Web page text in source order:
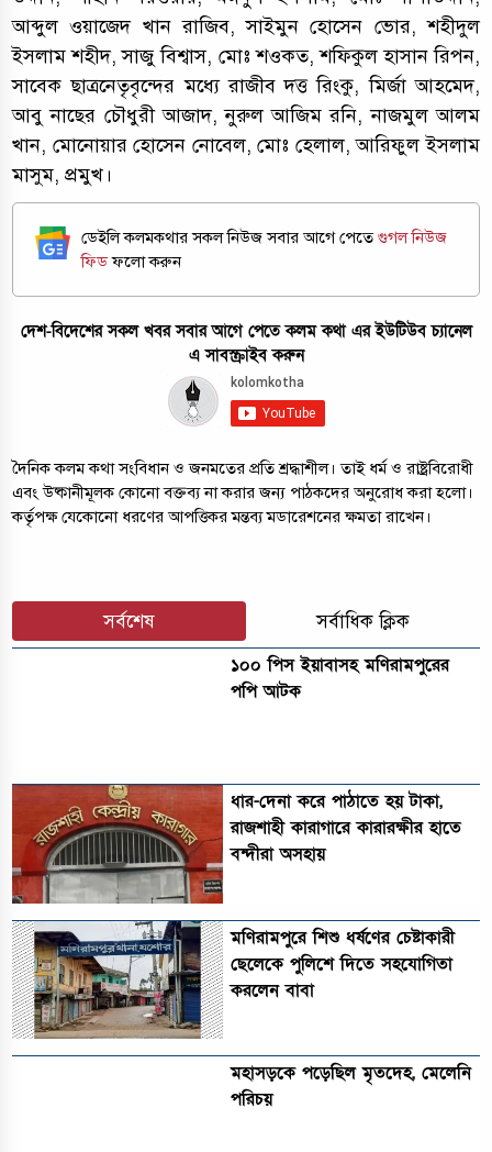
আব্দুল ওয়াজেদ খান রাজিব, সাইমুন হোসেন ভোর, শহীদুল
ইসলাম শহীদ, সাজু বিশ্বাস, মোঃ শওকত, শফিকুল হাসান রিপন,
সাবেক ছাত্রনেতৃবৃন্দের মধ্যে রাজীব দত্ত রিংকু, মির্জা আহমেদ,
আবু নাছের চৌধুরী আজাদ, নুরুল আজিম রনি, নাজমুল আলম
খান, মোনোয়ার হোসেন নোবেল, মোঃ হেলাল, আরিফুল ইসলাম
মাসুম, প্রমুখ।
ডেইলি কলমকথার সকল নিউজ সবার আগে পেতেগুগল নিউজ
ফিডফলো করুন
দেশ-বিদেশের সকল খবর সবার আগে পেতে কলম কথা এর ইউটিউব চ্যানেল
এ সাবস্ক্রাইব করুন
দৈনিক কলম কথা সংবিধান ও জনমতের প্রতি শ্রদ্ধাশীল। তাই ধর্ম ও রাষ্ট্রবিরোধী
এবং উষ্কানীমূলক কোনো বক্তব্য না করার জন্য পাঠকদের অনুরোধ করা হলো।
কর্তৃপক্ষ যেকোনো ধরণের আপত্তিকর মন্তব্য মডারেশনের ক্ষমতা রাখেন।
সর্বশেষ সর্বাধিক ক্লিক
১০০ পিস ইয়াবাসহ মণিরামপুরের
পপি আটক
ধার-দেনা করে পাঠাতে হয় টাকা,
রাজশাহী কারাগারে কারারক্ষীর হাতে
বন্দীরা অসহায়
মণিরামপুরে শিশু ধর্ষণের চেষ্টাকারী
ছেলেকে পুলিশে দিতে সহযোগিতা
করলেন বাবা
মহাসড়কে পড়েছিল মৃতদেহ, মেলেনি
পরিচয়